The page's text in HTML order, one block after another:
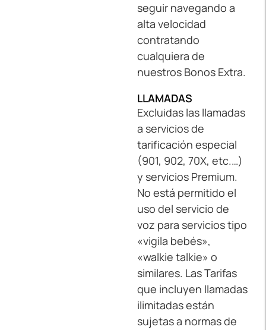
seguir navegando a
alta velocidad
contratando
cualquiera de
nuestros Bonos Extra.
LLAMADAS
Excluidas las llamadas
a servicios de
tarificación especial
(901, 902, 70X, etc.…)
y servicios Premium.
No está permitido el
uso del servicio de
voz para servicios tipo
«vigila bebés»,
«walkie talkie» o
similares. Las Tarifas
que incluyen llamadas
ilimitadas están
sujetas a normas de